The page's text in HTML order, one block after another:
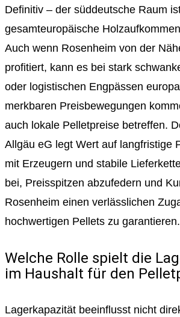
Definitiv – der süddeutsche Raum
gesamteuropäische
Auch wenn Rosenheim von der
profitiert, kann es bei stark
oder logistischen Engpässen
merkbaren Preisbewegungen
auch lokale Pelletpreise betreffen.
Allgäu eG legt Wert auf langfristige
mit Erzeugern und stabile
bei, Preisspitzen abzufedern und
Rosenheim einen verlässlichen
hochwertigen Pellets zu garantieren.
Welche Rolle spielt die
im Haushalt für den
Lagerkapazität beeinflusst nicht